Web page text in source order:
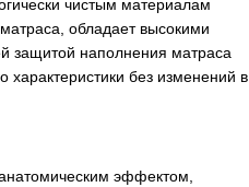
чистым материалам
обладает высокими
защитой наполнения матраса
характеристики без изменений в
эффектом,